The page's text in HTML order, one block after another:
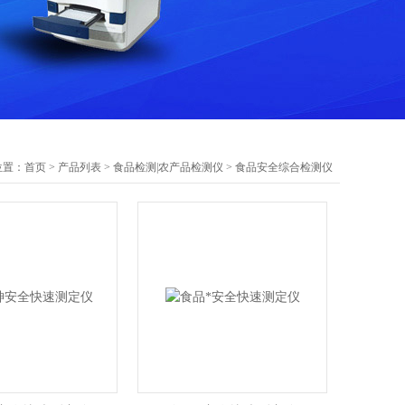
： 首页 > 产品列表 > 食品检测|农产品检测仪 > 食品安全综合检测仪